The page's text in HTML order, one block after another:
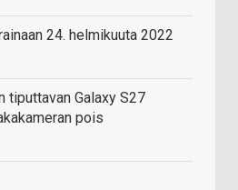
24. helmikuuta 2022
tiputtavan Galaxy S27
pois